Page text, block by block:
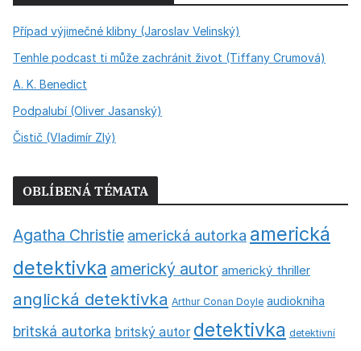
Případ výjimečné klibny (Jaroslav Velinský)
Tenhle podcast ti může zachránit život (Tiffany Crumová)
A. K. Benedict
Podpalubí (Oliver Jasanský)
Čistič (Vladimír Zlý)
OBLÍBENÁ TÉMATA
Agatha Christie americká autorka americká
detektivka americký autor americký thriller
anglická detektivka Arthur Conan Doyle audiokniha
britská autorka britský autor detektivka detektivní